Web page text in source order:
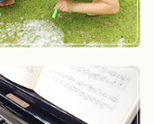
ぞれの頑張りや成長の成果
る時間になればと思ってい